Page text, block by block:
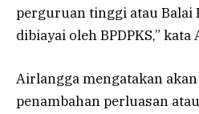
perguruan tinggi atau Balai
dibiayai oleh BPDPKS,” kata
Airlangga mengatakan
penambahan perluasan